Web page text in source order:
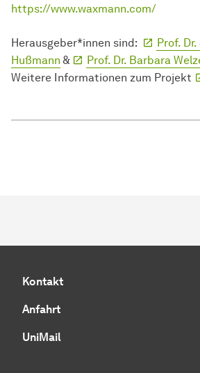
https://www.waxmann.com/
Herausgeber*innen sind:
Prof.
Hußmann &
Prof. Dr. Barbara
Weitere Informationen zum Projekt
Kontakt
Anfahrt
UniMail